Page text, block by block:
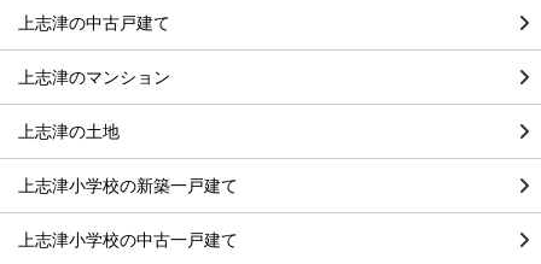
上志津の中古戸建て
上志津のマンション
上志津の土地
上志津小学校の新築一戸建て
上志津小学校の中古一戸建て